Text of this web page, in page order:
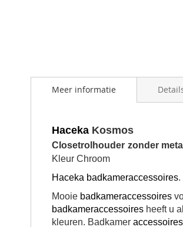
Meer informatie
Haceka Kosmos
Closetrolhouder zonder
Kleur Chroom
Haceka badkameraccessoires.
Mooie badkameraccessoires
badkameraccessoires heeft u
kleuren. Badkamer accessoires